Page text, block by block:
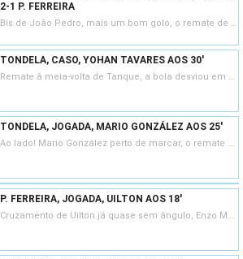
2-1 P. FERREIRA
Bis de João Pedro, mais um bom golo, o remate de primeira, forte e colocado, sem hipótese para Matias Fracaro.
TONDELA, CASO, YOHAN TAVARES AOS 30'
Remate à meia-volta de Tanque, a bola desviou em Yohan Tavares, o árbitro ouve o VAR e manda seguir.
TONDELA, JOGADA, MARIO GONZÁLEZ AOS 25'
Ao lado! Mario González perto de marcar, o remate cruzado saiu a rasar o poste da baliza pacense.
P. FERREIRA, JOGADA, UILTON AOS 18'
Cruzamento de Uilton já quase sem ângulo, Enzo Martínez tenta o corte mas quase traía o seu guarda-redes, Niasse a tirar no limite para canto.